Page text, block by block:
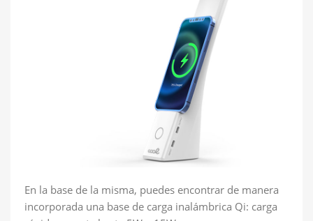
En la base de la misma, puedes encontrar de manera
incorporada una base de carga inalámbrica Qi: carga